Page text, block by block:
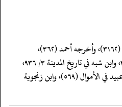
(١٠) صحيح؛ أخرج بعضه البخاري (٣١٦٢)، وأخرجه أحمد (٣٦٢)،
والطيالسي (٦٦)، وابن سعد ٣/ ٣٣٦، وابن شبه في تاريخ المدينة ٣/ ٩٣٦،
والبغوي في الجعديات (١٢٩٠)، وأبو عبيد في الأموال (٥٦٩)، وابن زنجوية